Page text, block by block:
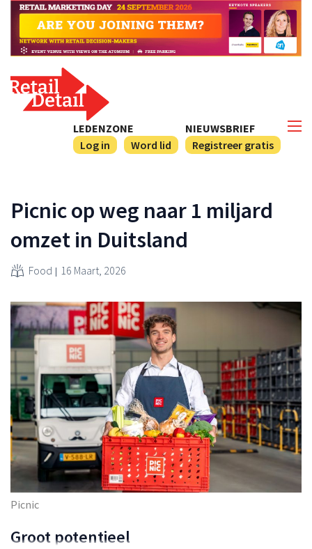
NIEUWSBRIEF
Registreer gratis
LEDENZONE
Log in
Word lid
Picnic op weg naar 1 miljard
omzet in Duitsland
Food 16 Maart, 2026
Picnic
Groot potentieel